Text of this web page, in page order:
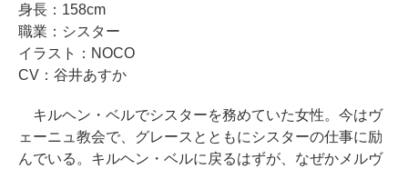
身長：158cm
職業：シスター
イラスト：NOCO
CV：谷井あすか
キルヘン・ベルでシスターを務めていた女性。今はヴ
ェーニュ教会で、グレースとともにシスターの仕事に励
んでいる。キルヘン・ベルに戻るはずが、なぜかメルヴ